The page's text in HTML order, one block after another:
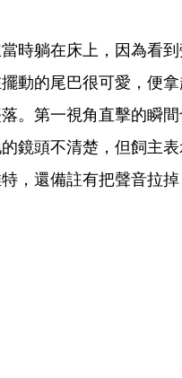
時躺在床上，因為看
動的尾巴很可愛，便
。第一視角直擊的瞬
鏡頭不清楚，但飼主
，還備註有把聲音拉掉